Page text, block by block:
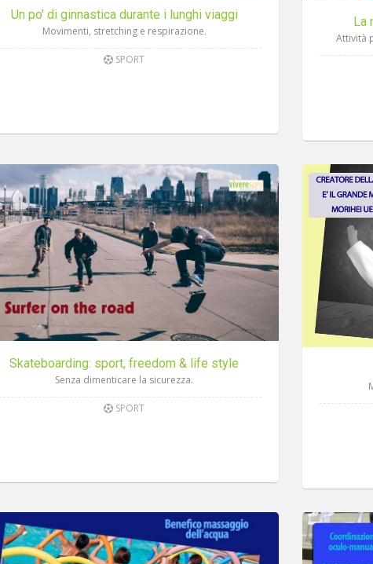
Un po' di ginnastica durante i lunghi viaggi
Movimenti, stretching e respirazione.
SPORT
La
Attività
Skateboarding: sport, freedom & life style
Senza dimenticare la sicurezza.
SPORT